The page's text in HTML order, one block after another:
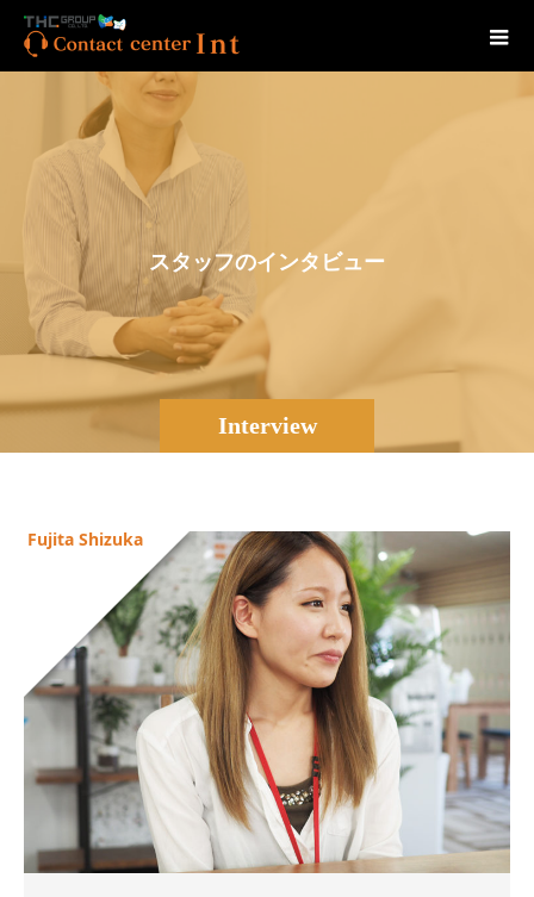
Interview
スタ ッフのイ ンタ ビュー
Fujita Shizuka